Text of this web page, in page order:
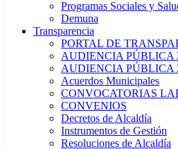
Programas Sociales y
Demuna
Transparencia
PORTAL DE
AUDIENCIA PÚBLICA
AUDIENCIA PÚBLICA
Acuerdos Municipales
CONVOCATORIAS
CONVENIOS
Decretos de Alcaldía
Instrumentos de Gestión
Resoluciones de Alcaldía